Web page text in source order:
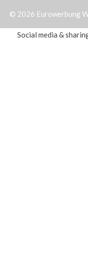
© 2026 Eurowerbung
Social media &